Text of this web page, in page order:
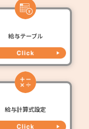
給与テーブル
給与計算式設定